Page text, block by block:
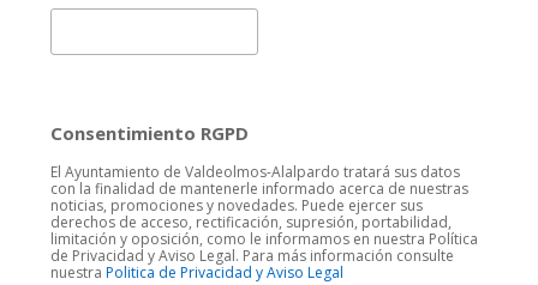
Consentimiento RGPD
El Ayuntamiento de Valdeolmos-Alalpardo tratará sus datos
con la finalidad de mantenerle informado acerca de nuestras
noticias, promociones y novedades. Puede ejercer sus
derechos de acceso, rectificación, supresión, portabilidad,
limitación y oposición, como le informamos en nuestra Política
de Privacidad y Aviso Legal. Para más información consulte
nuestra Politica de Privacidad y Aviso Legal